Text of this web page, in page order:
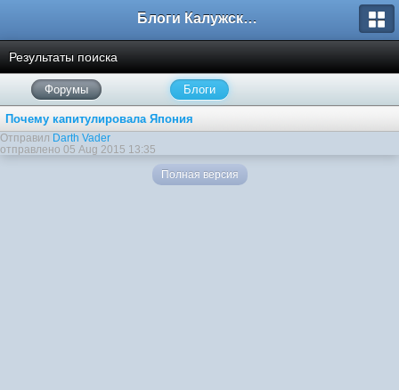
Блоги Калужского перекрестка
Результаты поиска
Форумы Блоги
Почему капитулировала Япония
Отправил Darth Vader
отправлено 05 Aug 2015 13:35
Полная версия